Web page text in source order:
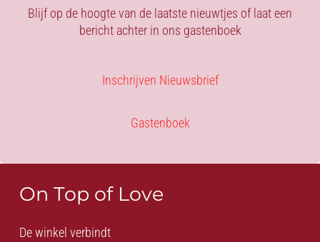
Blijf op de hoogte van de laatste nieuwtjes of laat een
bericht achter in ons gastenboek
Inschrijven Nieuwsbrief
Gastenboek
On Top of Love
De winkel verbindt